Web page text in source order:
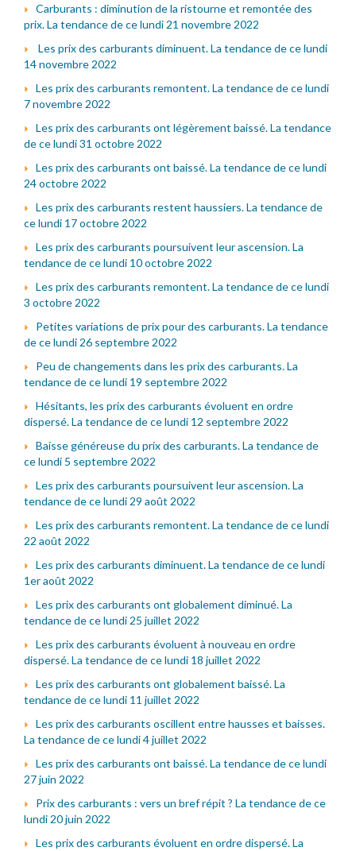
Carburants : diminution de la ristourne et remontée des
prix. La tendance de ce lundi 21 novembre 2022
Les prix des carburants diminuent. La tendance de ce lundi
14 novembre 2022
Les prix des carburants remontent. La tendance de ce lundi
7 novembre 2022
Les prix des carburants ont légèrement baissé. La tendance
de ce lundi 31 octobre 2022
Les prix des carburants ont baissé. La tendance de ce lundi
24 octobre 2022
Les prix des carburants restent haussiers. La tendance de
ce lundi 17 octobre 2022
Les prix des carburants poursuivent leur ascension. La
tendance de ce lundi 10 octobre 2022
Les prix des carburants remontent. La tendance de ce lundi
3 octobre 2022
Petites variations de prix pour des carburants. La tendance
de ce lundi 26 septembre 2022
Peu de changements dans les prix des carburants. La
tendance de ce lundi 19 septembre 2022
Hésitants, les prix des carburants évoluent en ordre
dispersé. La tendance de ce lundi 12 septembre 2022
Baisse généreuse du prix des carburants. La tendance de
ce lundi 5 septembre 2022
Les prix des carburants poursuivent leur ascension. La
tendance de ce lundi 29 août 2022
Les prix des carburants remontent. La tendance de ce lundi
22 août 2022
Les prix des carburants diminuent. La tendance de ce lundi
1er août 2022
Les prix des carburants ont globalement diminué. La
tendance de ce lundi 25 juillet 2022
Les prix des carburants évoluent à nouveau en ordre
dispersé. La tendance de ce lundi 18 juillet 2022
Les prix des carburants ont globalement baissé. La
tendance de ce lundi 11 juillet 2022
Les prix des carburants oscillent entre hausses et baisses.
La tendance de ce lundi 4 juillet 2022
Les prix des carburants ont baissé. La tendance de ce lundi
27 juin 2022
Prix des carburants : vers un bref répit ? La tendance de ce
lundi 20 juin 2022
Les prix des carburants évoluent en ordre dispersé. La